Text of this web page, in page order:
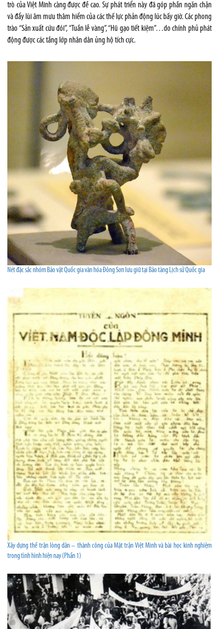
trò của Việt Minh càng được đề cao. Sự phát triển này đã góp phần ngăn chặn
và đẩy lùi âm mưu thâm hiểm của các thế lực phản động lúc bấy giờ. Các phong
trào “Sản xuất cứu đói”, “Tuần lễ vàng”, “Hũ gạo tiết kiệm”…do chính phủ phát
động được các tầng lớp nhân dân ủng hộ tích cực.
Nét đặc sắc nhóm Bảo vật Quốc gia văn hóa Đông Sơn lưu giữ tại Bảo tàng Lịch sử Quốc gia
Xây dựng thế trận lòng dân – thành công của Mặt trận Việt Minh và bài học kinh nghiệm
trong tình hình hiện nay (Phần 1)